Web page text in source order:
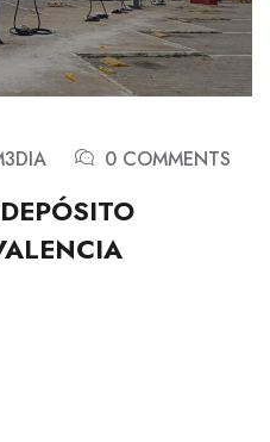
0 COMMENTS